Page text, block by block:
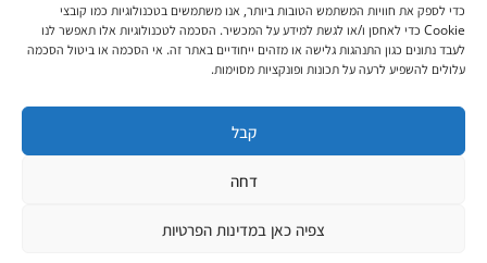
כדי לספק את חוויות המשתמש הטובות ביותר, אנו משתמשים בטכנולוגיות כמו קובצי
Cookie כדי לאחסן ו/או לגשת למידע על המכשיר. הסכמה לטכנולוגיות אלו תאפשר לנו
לעבד נתונים כגון התנהגות גלישה או מזהים ייחודיים באתר זה. אי הסכמה או ביטול הסכמה
עלולים להשפיע לרעה על תכונות ופונקציות מסוימות.
קבל
דחה
צפיה כאן במדינות הפרטיות
עגלת קניות
תקנון אתר